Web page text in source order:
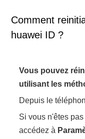
Comment
huawei ID ?
Vous pouvez
utilisant les
Depuis le
Si vous n'êtes
accédez à